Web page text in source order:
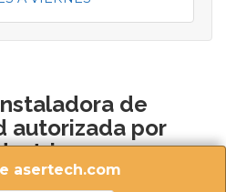
asertech.com
de
autorizada por